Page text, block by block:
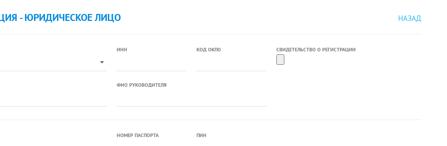
- ЮРИДИЧЕСКОЕ ЛИЦО НАЗАД
ИНН КОД ОКПО СВИДЕТЕЛЬСТВО О РЕГИСТРАЦИИ
ФИО РУКОВОДИТЕЛЯ
НОМЕР ПАСПОРТА ПИН